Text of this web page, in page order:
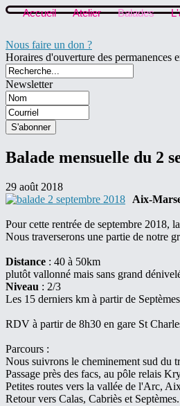
Accueil Atelier Balades
Nous faire un don ?
Horaires d'ouverture des permanences
Newsletter
Balade mensuelle du 2
29 août 2018
Aix-
Pour cette rentrée de septembre 2018,
Nous traverserons une partie de notre
Distance : 40 à 50km
plutôt vallonné mais sans grand
Niveau : 2/3
Les 15 derniers km à partir de
RDV à partir de 8h30 en gare St
Parcours :
Nous suivrons le cheminement sud du
Passage près des facs, au pôle relais
Petites routes vers la vallée de l'Arc,
Retour vers Calas, Cabriès et Septèmes.